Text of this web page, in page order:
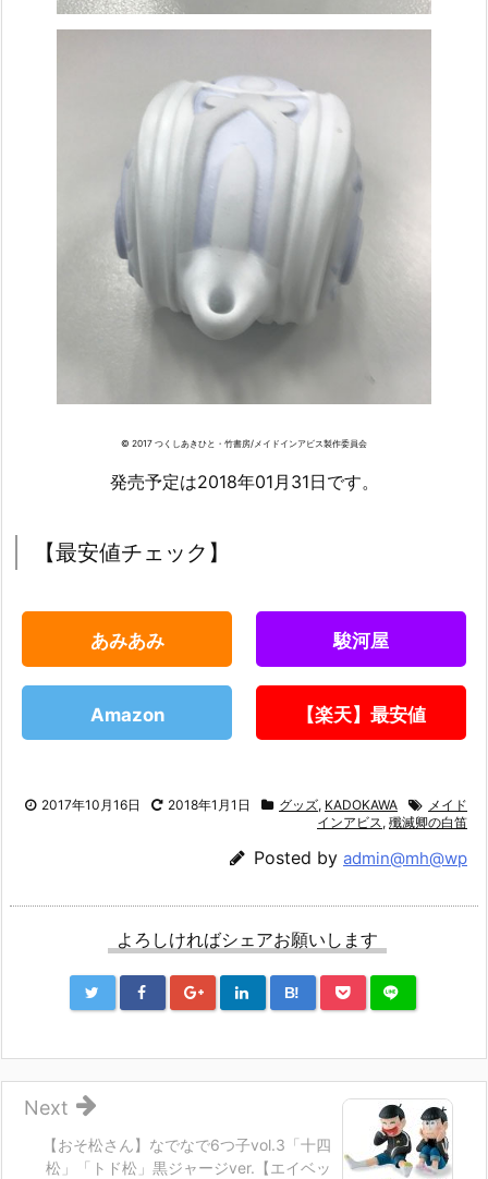
© 2017 つくしあきひと・竹書房/メイドインアビス製作委員会
発売予定は2018年01月31日です。
【最安値チェック】
あみあみ 駿河屋
Amazon 【楽天】最安値
2017年10月16日 2018年1月1日 グッズ, KADOKAWA
メイド
インアビス, 殲滅卿の白笛
Posted by admin@mh@wp
よろしければシェアお願いします
B!
【おそ松さん】なでなで6つ子vol.3「十四
松」「トド松」黒ジャージver.【エイベッ
Next